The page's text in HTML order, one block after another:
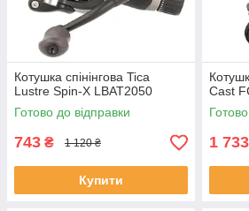
Котушка спінінгова Tica
Lustre Spin-X LBAT2050
Готово до відправки
743 ₴ 1 120 ₴
Купити
Cast
1 733